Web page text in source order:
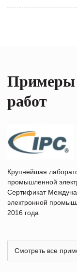
Примеры
работ
Крупнейшая
промышленной
Сертификат
электронной
2016 года
Смотреть все